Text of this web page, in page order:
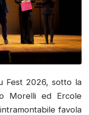
Fest 2026, sotto la
Morelli ed Ercole
favola